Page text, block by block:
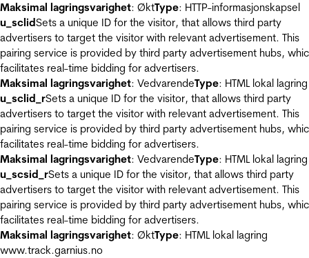
Maksimal lagringsvarighet: ØktType: HTTP-informasjonskapsel
u_sclidSets a unique ID for the visitor, that allows third party
advertisers to target the visitor with relevant advertisement. This
pairing service is provided by third party advertisement hubs,
facilitates real-time bidding for advertisers.
Maksimal lagringsvarighet: VedvarendeType: HTML lokal lagring
u_sclid_rSets a unique ID for the visitor, that allows third party
advertisers to target the visitor with relevant advertisement. This
pairing service is provided by third party advertisement hubs,
facilitates real-time bidding for advertisers.
Maksimal lagringsvarighet: VedvarendeType: HTML lokal lagring
u_scsid_rSets a unique ID for the visitor, that allows third party
advertisers to target the visitor with relevant advertisement. This
pairing service is provided by third party advertisement hubs,
facilitates real-time bidding for advertisers.
Maksimal lagringsvarighet: ØktType: HTML lokal lagring
www.track.garnius.no